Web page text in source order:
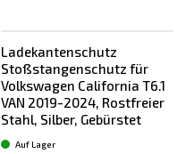
Ladekantenschutz
Stoßstangenschutz für
Volkswagen California T6.1
VAN 2019-2024, Rostfreier
Stahl, Silber, Gebürstet
Auf Lager